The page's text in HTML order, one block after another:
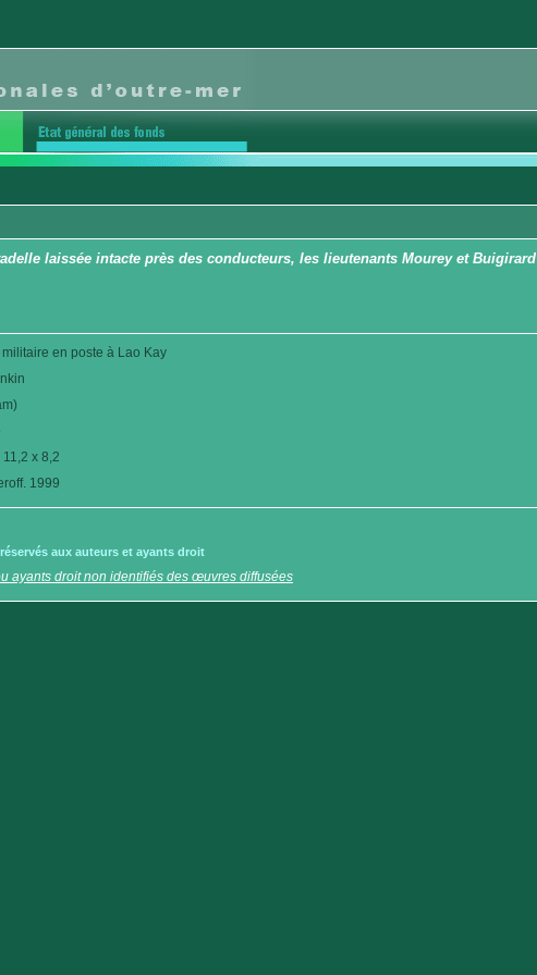
laissée intacte près des conducteurs, les lieutenants Mourey et Buigirard
en poste à Lao Kay
x 8,2
1999
aux auteurs et ayants droit
ayants droit non identifiés des œuvres diffusées